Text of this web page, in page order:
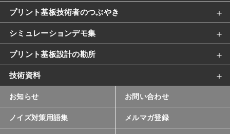
プリント基板技術者のつぶやき
シミュレーションデモ集
プリント基板設計の勘所
技術資料
お知らせ お問い合わせ
ノイズ対策用語集 メルマガ登録